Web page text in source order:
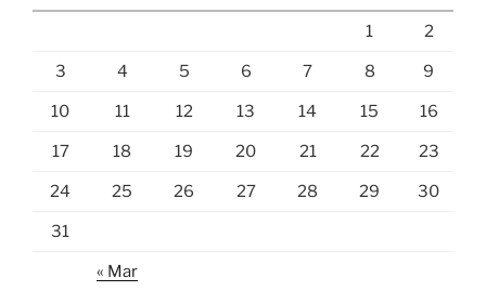
1 2
3 4 5 6 7 8 9
10 11 12 13 14 15 16
17 18 19 20 21 22 23
24 25 26 27 28 29 30
31
« Mar